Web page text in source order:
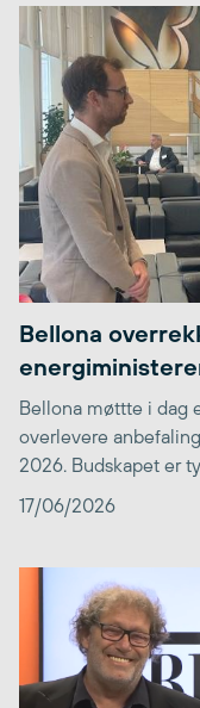
Bellona
Bellona møttte i dag
overlevere
2026. Budskapet er
17/06/2026